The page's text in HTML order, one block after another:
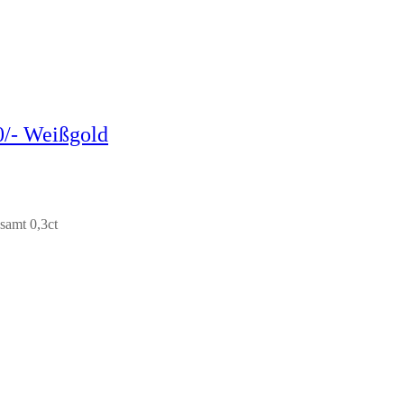
Weißgold
0,3ct